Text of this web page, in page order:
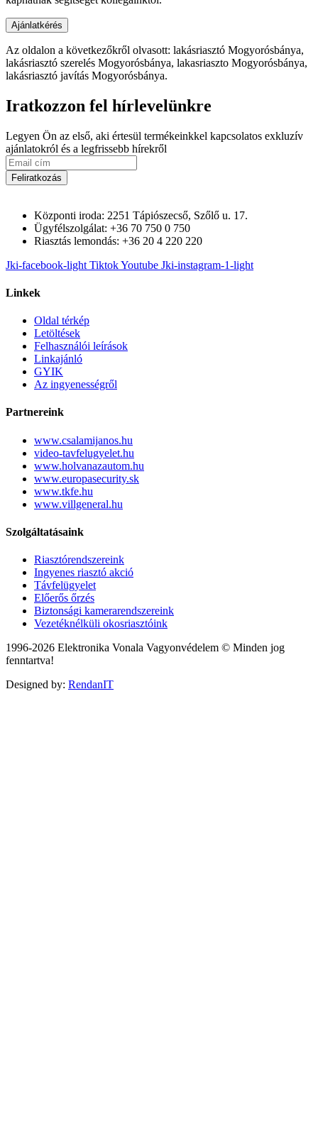
Az oldalon a következőkről olvasott: lakásriasztó Mogyorósbánya,
lakásriasztó szerelés Mogyorósbánya, lakasriaszto Mogyorósbánya,
lakásriasztó javítás Mogyorósbánya.
Iratkozzon fel hírlevelünkre
Legyen Ön az első, aki értesül termékeinkkel kapcsolatos exkluzív
ajánlatokról és a legfrissebb hírekről
Feliratkozás
Központi iroda: 2251 Tápiószecső, Szőlő u. 17.
Ügyfélszolgálat: +36 70 750 0 750
Riasztás lemondás: +36 20 4 220 220
Jki-facebook-light TiktokYoutube Jki-instagram-1-light
Linkek
Oldal térkép
Letöltések
Felhasználói leírások
Linkajánló
GYIK
Az ingyenességről
Partnereink
www.csalamijanos.hu
video-tavfelugyelet.hu
www.holvanazautom.hu
www.europasecurity.sk
www.tkfe.hu
www.villgeneral.hu
Szolgáltatásaink
Riasztórendszereink
Ingyenes riasztó akció
Távfelügyelet
Előerős őrzés
Biztonsági kamerarendszereink
Vezetéknélküli okosriasztóink
1996-2026 Elektronika Vonala Vagyonvédelem © Minden jog
fenntartva!
Designed by: RendanIT